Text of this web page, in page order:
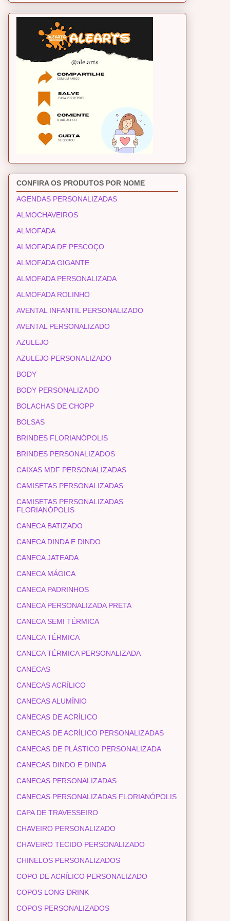
CONFIRA OS PRODUTOS POR NOME
AGENDAS PERSONALIZADAS
ALMOCHAVEIROS
ALMOFADA
ALMOFADA DE PESCOÇO
ALMOFADA GIGANTE
ALMOFADA PERSONALIZADA
ALMOFADA ROLINHO
AVENTAL INFANTIL PERSONALIZADO
AVENTAL PERSONALIZADO
AZULEJO
AZULEJO PERSONALIZADO
BODY
BODY PERSONALIZADO
BOLACHAS DE CHOPP
BOLSAS
BRINDES FLORIANÓPOLIS
BRINDES PERSONALIZADOS
CAIXAS MDF PERSONALIZADAS
CAMISETAS PERSONALIZADAS
CAMISETAS PERSONALIZADAS
FLORIANÓPOLIS
CANECA BATIZADO
CANECA DINDA E DINDO
CANECA JATEADA
CANECA MÁGICA
CANECA PADRINHOS
CANECA PERSONALIZADA PRETA
CANECA SEMI TÉRMICA
CANECA TÉRMICA
CANECA TÉRMICA PERSONALIZADA
CANECAS
CANECAS ACRÍLICO
CANECAS ALUMÍNIO
CANECAS DE ACRÍLICO
CANECAS DE ACRÍLICO PERSONALIZADAS
CANECAS DE PLÁSTICO PERSONALIZADA
CANECAS DINDO E DINDA
CANECAS PERSONALIZADAS
CANECAS PERSONALIZADAS FLORIANÓPOLIS
CAPA DE TRAVESSEIRO
CHAVEIRO PERSONALIZADO
CHAVEIRO TECIDO PERSONALIZADO
CHINELOS PERSONALIZADOS
COPO DE ACRÍLICO PERSONALIZADO
COPOS LONG DRINK
COPOS PERSONALIZADOS